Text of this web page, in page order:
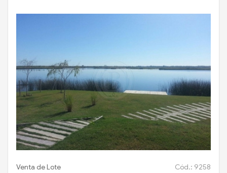
Venta de Lote Cód.: 9258